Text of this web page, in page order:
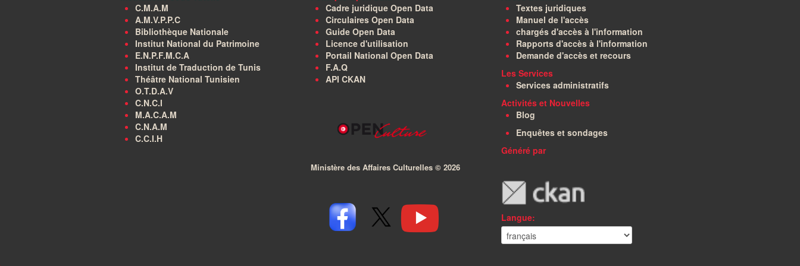
C.M.A.M
A.M.V.P.P.C
Bibliothèque Nationale
Institut National du Patrimoine
E.N.P.F.M.C.A
Institut de Traduction de Tunis
Théâtre National Tunisien
O.T.D.A.V
C.N.C.I
M.A.C.A.M
C.N.A.M
C.C.I.H
Cadre juridique Open Data
Circulaires Open Data
Guide Open Data
Licence d'utilisation
Portail National Open Data
F.A.Q
API CKAN
Ministère des Affaires Culturelles © 2026
Textes juridiques
Manuel de l'accès
chargés d'accès à l'information
Rapports d'accès à l'information
Demande d'accès et recours
Les Services
Services administratifs
Activités et Nouvelles
Blog
Enquêtes et sondages
Généré par
Langue